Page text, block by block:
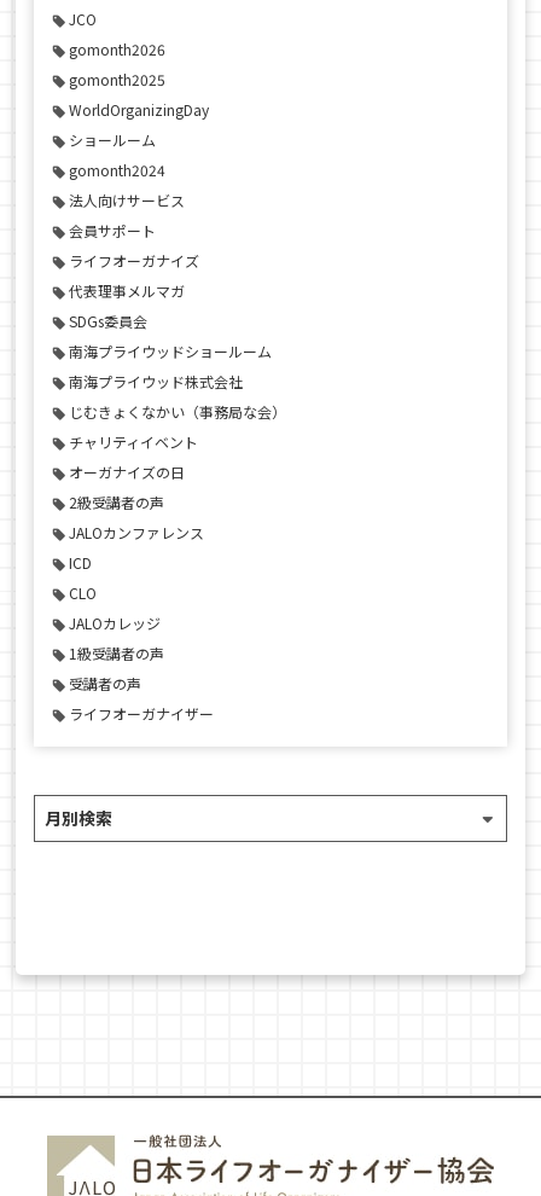
JCO
gomonth2026
gomonth2025
WorldOrganizingDay
ショールーム
gomonth2024
法人向けサービス
会員サポート
ライフオーガナイズ
代表理事メルマガ
SDGs委員会
南海プライウッドショールーム
南海プライウッド株式会社
じむきょくなかい（事務局な会）
チャリティイベント
オーガナイズの日
2級受講者の声
JALOカンファレンス
ICD
CLO
JALOカレッジ
1級受講者の声
受講者の声
ライフオーガナイザー